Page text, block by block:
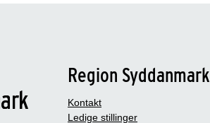
Region Syddanmark
Kontakt
Ledige stillinger